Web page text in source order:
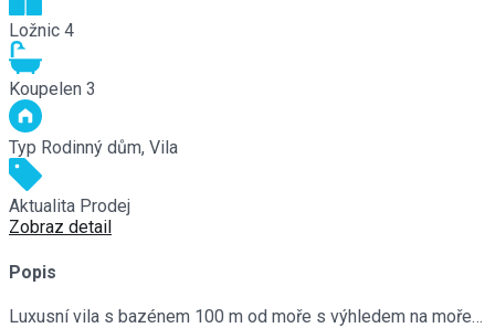
Ložnic 4
Koupelen 3
Typ Rodinný dům, Vila
Aktualita Prodej
Zobraz detail
Popis
Luxusní vila s bazénem 100 m od moře s výhledem na moře…